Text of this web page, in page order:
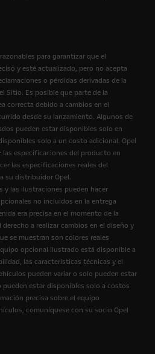
para garantizar que el
y esté actualizado, pero no acepta
o pérdidas derivadas de la
Sitio. Es posible que parte de la
correcta debido a cambios en el
desde su lanzamiento. Algunos de
pueden estar disponibles solo en
solo a un costo adicional. Opel
las especificaciones del producto en
las especificaciones reales del
su distribuidor Opel.
y las ilustraciones pueden hacer
no incluidos en la entrega
era precisa en el momento de la
a realizar cambios en el diseño y
se muestran son colores reales
opcional ilustrado está disponible a
las características técnicas y el
pueden variar o solo pueden estar
estar disponibles solo a costos
precisa sobre el equipo
comuníquese con su socio Opel